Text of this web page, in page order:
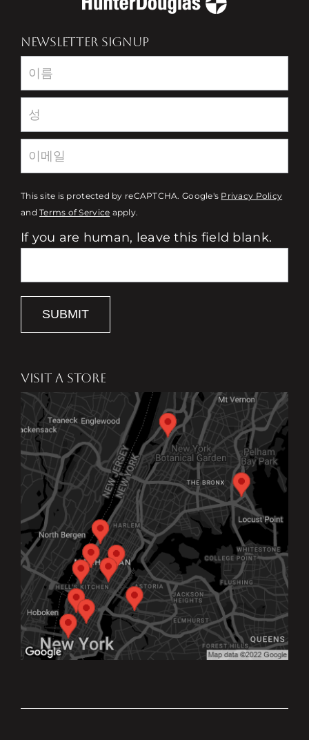
NEWSLETTER SIGNUP
Newsletter
This site is protected by reCAPTCHA. Google's Privacy Policy
andTerms of Service apply.
If you are human, leave this field blank.
SUBMIT
VISIT A STORE